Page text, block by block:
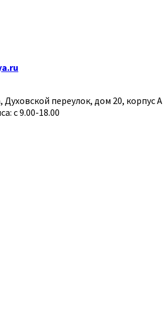
переулок, дом 20, корпус А
с 9.00-18.00